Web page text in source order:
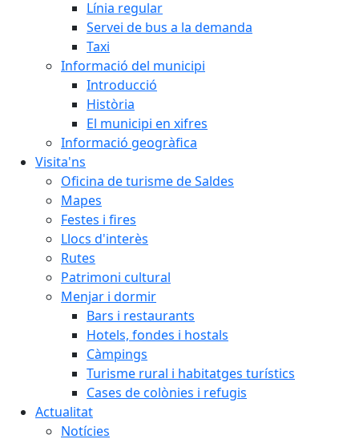
Línia regular
Servei de bus a la demanda
Taxi
Informació del municipi
Introducció
Història
El municipi en xifres
Informació geogràfica
Visita'ns
Oficina de turisme de Saldes
Mapes
Festes i fires
Llocs d'interès
Rutes
Patrimoni cultural
Menjar i dormir
Bars i restaurants
Hotels, fondes i hostals
Càmpings
Turisme rural i habitatges turístics
Cases de colònies i refugis
Actualitat
Notícies